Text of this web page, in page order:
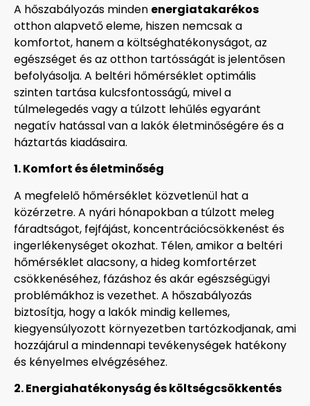
A hőszabályozás minden energiatakarékos
otthon alapvető eleme, hiszen nemcsak a
komfortot, hanem a költséghatékonyságot, az
egészséget és az otthon tartósságát is jelentősen
befolyásolja. A beltéri hőmérséklet optimális
szinten tartása kulcsfontosságú, mivel a
túlmelegedés vagy a túlzott lehűlés egyaránt
negatív hatással van a lakók életminőségére és a
háztartás kiadásaira.
1. Komfort és életminőség
A megfelelő hőmérséklet közvetlenül hat a
közérzetre. A nyári hónapokban a túlzott meleg
fáradtságot, fejfájást, koncentrációcsökkenést és
ingerlékenységet okozhat. Télen, amikor a beltéri
hőmérséklet alacsony, a hideg komfortérzet
csökkenéséhez, fázáshoz és akár egészségügyi
problémákhoz is vezethet. A hőszabályozás
biztosítja, hogy a lakók mindig kellemes,
kiegyensúlyozott környezetben tartózkodjanak, ami
hozzájárul a mindennapi tevékenységek hatékony
és kényelmes elvégzéséhez.
2. Energiahatékonyság és költségcsökkentés